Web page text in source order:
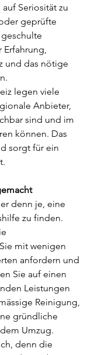
Seriosität zu
geprüfte
Erfahrung,
und das nötige
legen viele
Anbieter,
sind und im
können. Das
sorgt für ein
denn je, eine
zu finden.
mit wenigen
anfordern und
Sie auf einen
Leistungen
Reinigung,
gründliche
Umzug.
denn die